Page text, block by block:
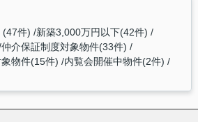
(47件) 新築3,000万円以下(42件)
仲介保証制度対象物件(33件)
物件(15件) 内覧会開催中物件(2件)